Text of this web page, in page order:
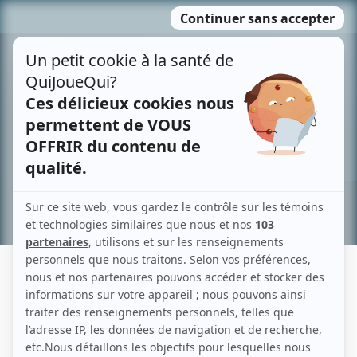
MENU
contenu
Recherche avancée »
GILLES DOIRON
Liens
Fiche de Gilles Doiron sur Showbizz.net